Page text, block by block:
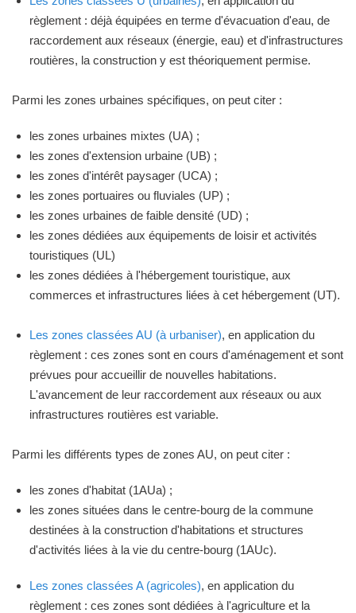
règlement : déjà équipées en terme d'évacuation d'eau, de
raccordement aux réseaux (énergie, eau) et d'infrastructures
routières, la construction y est théoriquement permise.
Parmi les zones urbaines spécifiques, on peut citer :
les zones urbaines mixtes (UA) ;
les zones d'extension urbaine (UB) ;
les zones d'intérêt paysager (UCA) ;
les zones portuaires ou fluviales (UP) ;
les zones urbaines de faible densité (UD) ;
les zones dédiées aux équipements de loisir et activités
touristiques (UL)
les zones dédiées à l'hébergement touristique, aux
commerces et infrastructures liées à cet hébergement (UT).
Les zones classées AU (à urbaniser), en application du
règlement : ces zones sont en cours d'aménagement et sont
prévues pour accueillir de nouvelles habitations.
L'avancement de leur raccordement aux réseaux ou aux
infrastructures routières est variable.
Parmi les différents types de zones AU, on peut citer :
les zones d'habitat (1AUa) ;
les zones situées dans le centre-bourg de la commune
destinées à la construction d'habitations et structures
d'activités liées à la vie du centre-bourg (1AUc).
Les zones classées A (agricoles), en application du
règlement : ces zones sont dédiées à l'agriculture et la